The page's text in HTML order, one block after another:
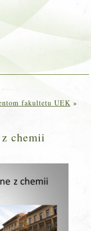
fakultetu UEK »
chemii